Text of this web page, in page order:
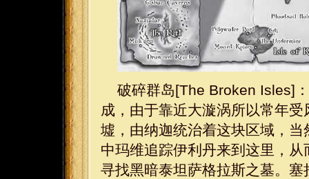
破碎群岛[The Broken Isles]
成，由于靠近大漩涡所以常年
墟，由纳迦统治着这块区域，
中玛维追踪伊利丹来到这里，
寻找黑暗泰坦萨格拉斯之墓。